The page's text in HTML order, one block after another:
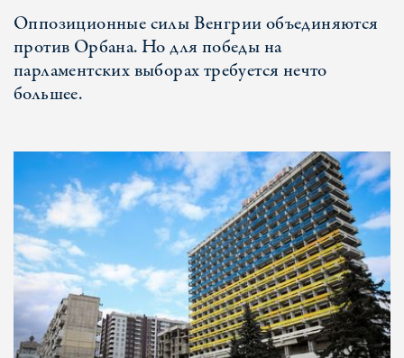
Оппозиционные силы Венгрии объединяются
против Орбана. Но для победы на
парламентских выборах требуется нечто
большее.